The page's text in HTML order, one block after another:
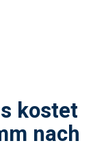
kostet
nach